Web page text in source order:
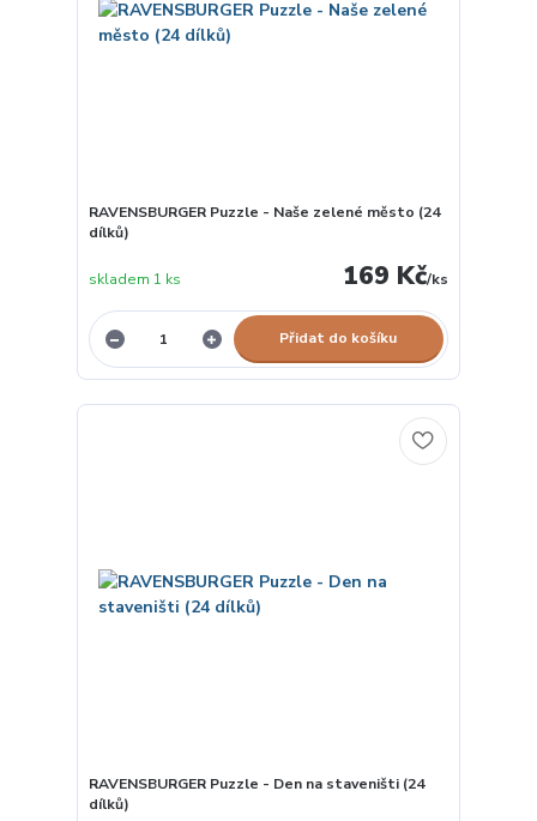
RAVENSBURGER Puzzle - Naše zelené město (24
dílků)
169 Kč/ks
skladem 1 ks
Přidat do košíku
RAVENSBURGER Puzzle - Den na staveništi (24
dílků)